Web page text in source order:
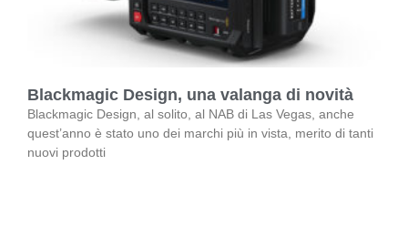
Blackmagic Design, una valanga di novità
Blackmagic Design, al solito, al NAB di Las Vegas, anche
quest’anno è stato uno dei marchi più in vista, merito di tanti
nuovi prodotti